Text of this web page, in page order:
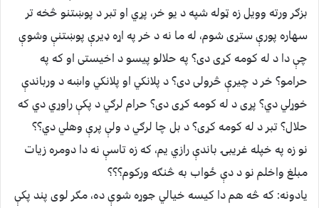
بزګر ورته وویل زه ټوله شپه د یو خر، پړي او تبر د پوښتنو څخه تر
سهاره پورې ستړی شوم، له ما نه د خر په اړه ډیرې پوښتنې وشوې
چې دا د له کومه کړی دی؟ په حلالو پیسو د اخیستی او که په
حرامو؟ خر د چیرې څرولی دی؟ د پلانکي او پلانکي واښه د ورباندې
خوړلي دي؟ پړی د له کومه کړی دی؟ حرام لرګي د پکې راوړي دي که
حلال؟ تبر د له کومه کړی؟ د بل چا لرګي د ولې پرې وهلي دي؟؟
نو زه په خپله غریبۍ باندې رازي یم، که زه تاسې نه دا دومره زیات
مبلغ واخلم نو د دې ځواب به څنګه ورکوم؟؟؟
یادونه: که څه هم دا کیسه خیالي جوړه شوې ده، مګر لوی پند پکې